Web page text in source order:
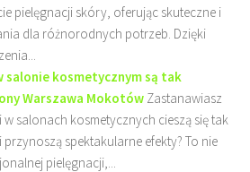
pielęgnacji skóry, oferując skuteczne i
dla różnorodnych potrzeb. Dzięki
salonie kosmetycznym są tak
Warszawa Mokotów Zastanawiasz
salonach kosmetycznych cieszą się tak
spektakularne efekty? To nie
pielęgnacji,...